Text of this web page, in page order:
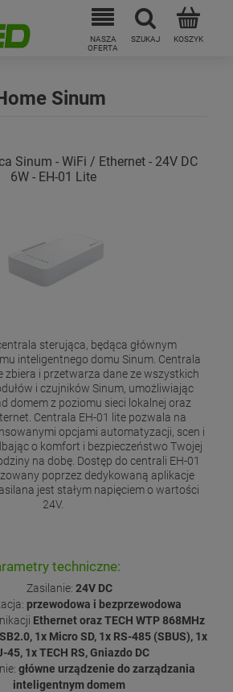
Sinum
Sinum - WiFi / Ethernet - 24V DC
6W - EH-01 Lite
sterująca, będąca głównym
inteligentnego domu Sinum. Centrala
zbiera i przetwarza dane ze wszystkich
i czujników Sinum, umożliwiając
domem z poziomu sieci lokalnej oraz
Centrala EH-01 lite pozwala na
opcjami automatyzacji, scen i
o komfort i bezpieczeństwo Twojej
na dobę. Dostęp do centrali EH-01
poprzez dedykowaną aplikacje
jest stałym napięciem o wartości
24V.
techniczne:
Zasilanie: 24V DC
przewodowa i bezprzewodowa
Ethernet oraz TECH WTP 868MHz
1x Micro SD, 1x RS-485 (SBUS), 1x
45, 1x TECH RS, Gniazdo DC
główne urządzenie do zarządzania
inteligentnym domem